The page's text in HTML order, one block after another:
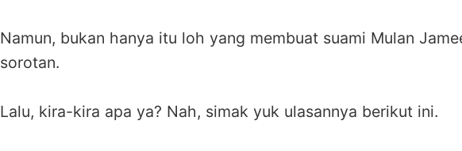
Namun, bukan hanya itu loh yang membuat suami Mulan
sorotan.
Lalu, kira-kira apa ya? Nah, simak yuk ulasannya berikut ini.